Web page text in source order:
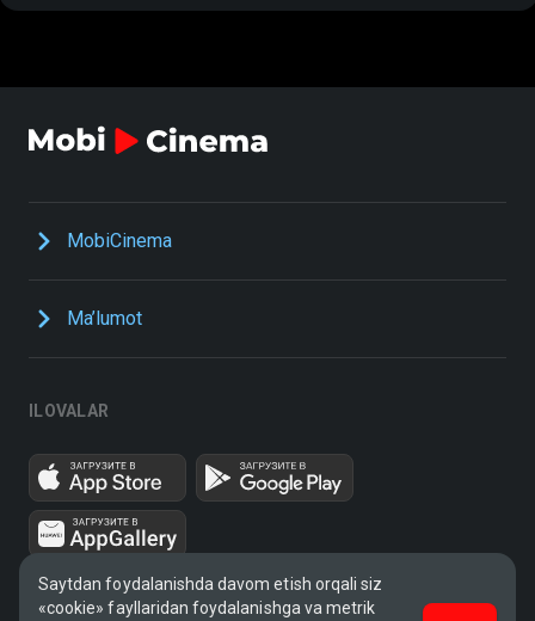
MobiCinema
Ma’lumot
ILOVALAR
Saytdan foydalanishda davom etish orqali siz
«cookie» fayllaridan foydalanishga va metrik